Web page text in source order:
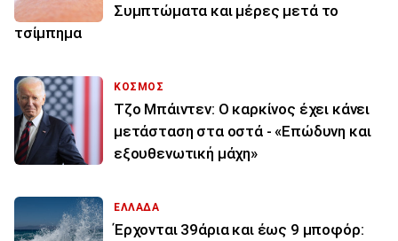
Συμπτώματα και μέρες μετά το
τσίμπημα
ΚΟΣΜΟΣ
Τζο Μπάιντεν: Ο καρκίνος έχει κάνει
μετάσταση στα οστά - «Επώδυνη και
εξουθενωτική μάχη»
ΕΛΛΑΔΑ
Έρχονται 39άρια και έως 9 μποφόρ: